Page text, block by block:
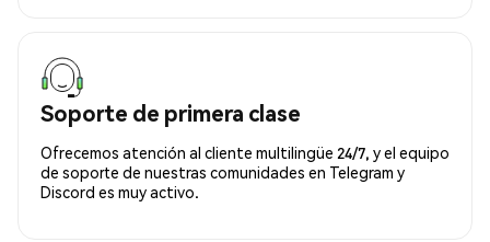
Soporte de primera clase
Ofrecemos atención al cliente multilingüe 24/7, y el equipo
de soporte de nuestras comunidades en Telegram y
Discord es muy activo.